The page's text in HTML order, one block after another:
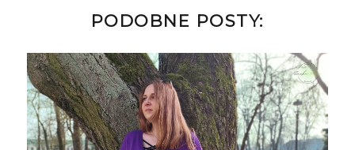
PODOBNE POSTY: